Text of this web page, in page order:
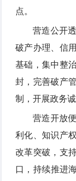
点。
营造公开
破产办理、信
基础，集中整
封，完善破产
制，开展政务
营造开放
利化、知识产
改革突破，支
口，持续推进